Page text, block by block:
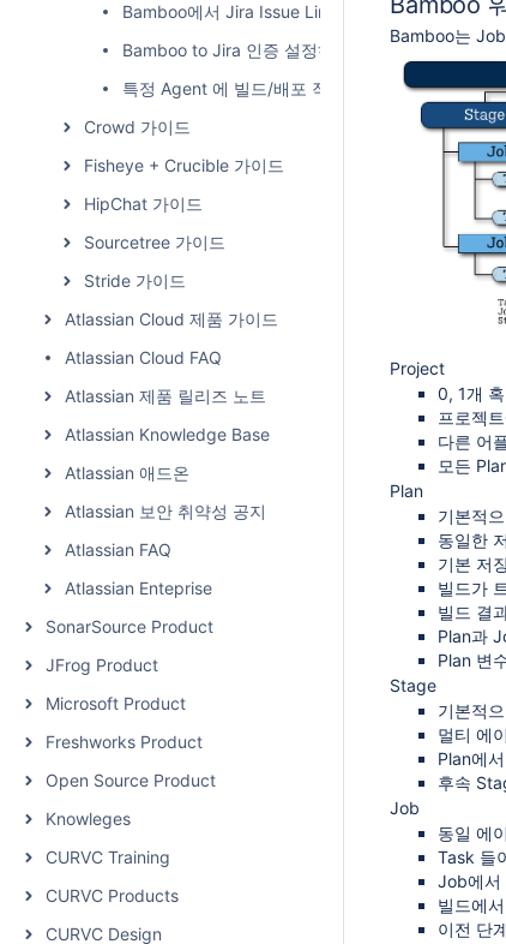
Bamboo에서 Jira Issue Link 하기
Bamboo to Jira 인증 설정하기
특정 Agent 에 빌드/배포 작업 할당하기
Crowd 가이드
Fisheye + Crucible 가이드
HipChat 가이드
Sourcetree 가이드
Stride 가이드
Atlassian Cloud 제품 가이드
Atlassian Cloud FAQ
Atlassian 제품 릴리즈 노트
Atlassian Knowledge Base
Atlassian 애드온
Atlassian 보안 취약성 공지
Atlassian FAQ
Atlassian Enteprise
SonarSource Product
JFrog Product
Microsoft Product
Freshworks Product
Open Source Product
Knowleges
CURVC Training
CURVC Products
CURVC Design
Bamboo는
Project
0, 1개
프로젝
다른 어
모든
Plan
기본적
동일한
기본 저
빌드가
빌드 결
Plan과
Plan 변
Stage
기본적
멀티 에
Plan에
후속
Job
동일 에
Task 들
Job에서
빌드에
이전 단